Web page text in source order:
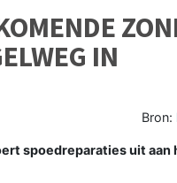
IN
Bron:
spoedreparaties uit aan